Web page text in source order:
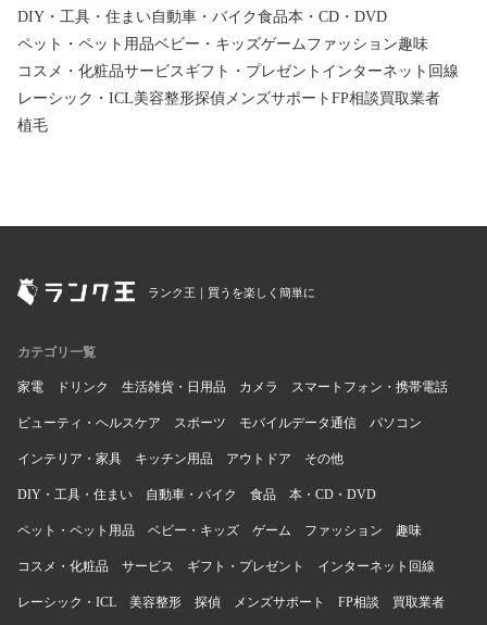
DIY・工具・住まい自動車・バイク食品本・CD・DVD
ペット・ペット用品ベビー・キッズゲームファッション趣味
コスメ・化粧品サービス ギフト・プレゼント インターネット回線
レーシック・ICL美容整形探偵メンズサポート FP相談買取業者
植毛
ランク王｜買うを楽しく簡単に
カテゴリ一覧
家電 ドリンク 生活雑貨・日用品 カメラ スマートフォン・携帯電話
ビューティ・ヘルスケア スポーツ モバイルデータ通信 パソコン
インテリア・家具 キッチン用品 アウトドア その他
DIY・工具・住まい 自動車・バイク 食品 本・CD・DVD
ペット・ペット用品 ベビー・キッズ ゲーム ファッション 趣味
コスメ・化粧品 サービス ギフト・プレゼント インターネット回線
レーシック・ICL 美容整形 探偵 メンズサポート FP相談 買取業者